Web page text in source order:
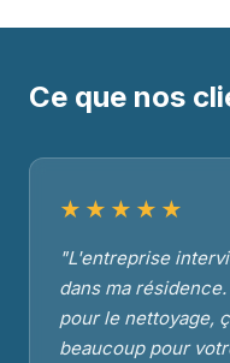
Ce que nos
★★★★★
"L'entreprise
dans ma
pour le nettoyage,
beaucoup pour